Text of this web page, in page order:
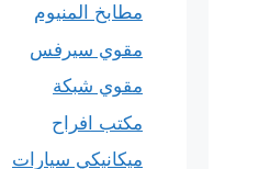
مطابخ المنيوم
مقوي سيرفس
مقوي شبكة
مكتب افراح
ميكانيكي سيارات